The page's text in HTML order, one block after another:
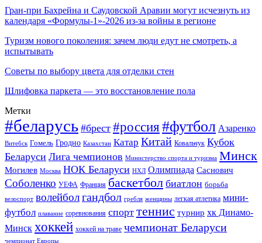
Гран-при Бахрейна и Саудовской Аравии могут исчезнуть из
календаря «Формулы-1»-2026 из-за войны в регионе
Туризм нового поколения: зачем люди едут не смотреть, а
испытывать
Советы по выбору цвета для отделки стен
Шлифовка паркета — это восстановление пола
Метки
#беларусь #брест #россия#футбол Азаренко
Витебск Гомель Гродно Казахстан Катар Китай Ковальчук Кубок
Беларуси Лига чемпионов Министерство спорта и туризма Минск
Могилев Москва НОК Беларуси НХЛ Олимпиада Саснович
Соболенко УЕФА Франция баскетбол биатлон борьба
велоспорт волейболгандбол гребля женщины легкая атлетика мини-
футбол плавание соревнования спорт теннис турнир хк Динамо-
Минск хоккей хоккей на траве чемпионат Беларуси
чемпионат Европы